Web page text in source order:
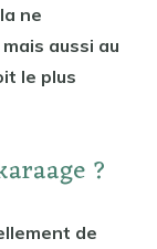
ne
aussi au
le plus
?
de